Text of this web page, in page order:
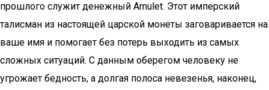
прошлого служит денежный Amulet. Этот имперский
талисман из настоящей царской монеты заговаривается на
ваше имя и помогает без потерь выходить из самых
сложных ситуаций. С данным оберегом человеку не
угрожает бедность, а долгая полоса невезенья, наконец,